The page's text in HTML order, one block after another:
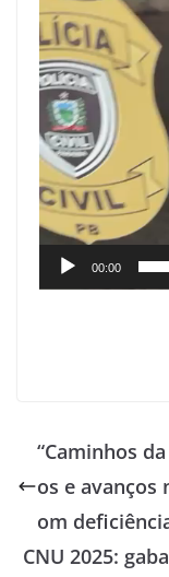
00:00
“Caminhos
os e avanços
om
CNU 2025: